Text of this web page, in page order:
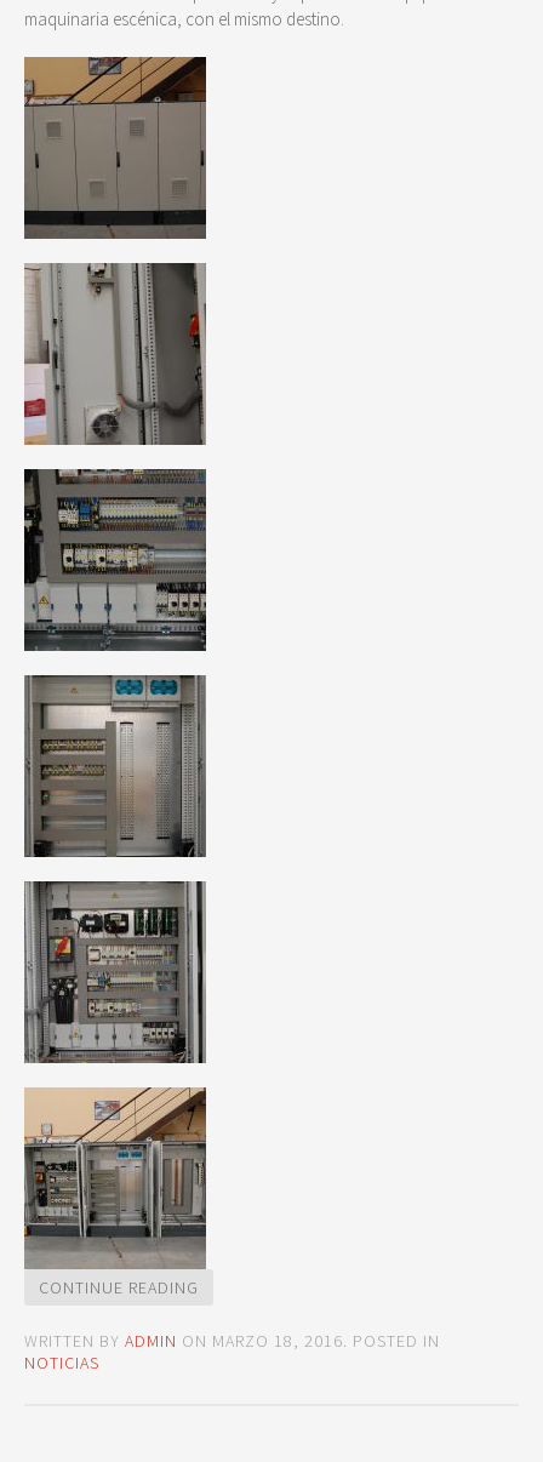
maquinaria escénica, con el mismo destino.
CONTINUE READING
WRITTEN BY ADMIN ON MARZO 18, 2016. POSTED IN
NOTICIAS